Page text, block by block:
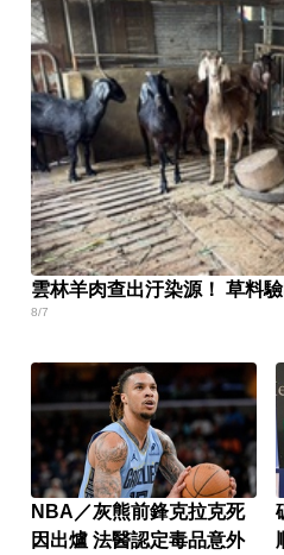
雲林羊肉查出汙染源！ 草料
8/7
NBA／灰熊前鋒克拉克死
因出爐 法醫認定毒品意外